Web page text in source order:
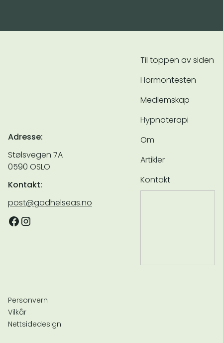
Adresse:
Stølsvegen 7A
0590 OSLO
Kontakt:
post@godhelseas.no
Til toppen av siden
Hormontesten
Medlemskap
Hypnoterapi
Om
Artikler
Kontakt
Personvern
Vilkår
Nettsidedesign